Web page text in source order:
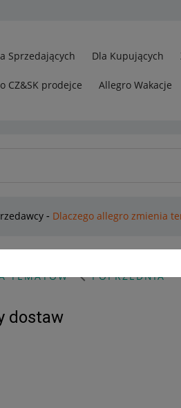
Sprzedających Dla Kupujących
CZ&SK prodejce Allegro Wakacje
Dlaczego allegro zmienia
dostaw
TEMATÓW POPRZEDNIA